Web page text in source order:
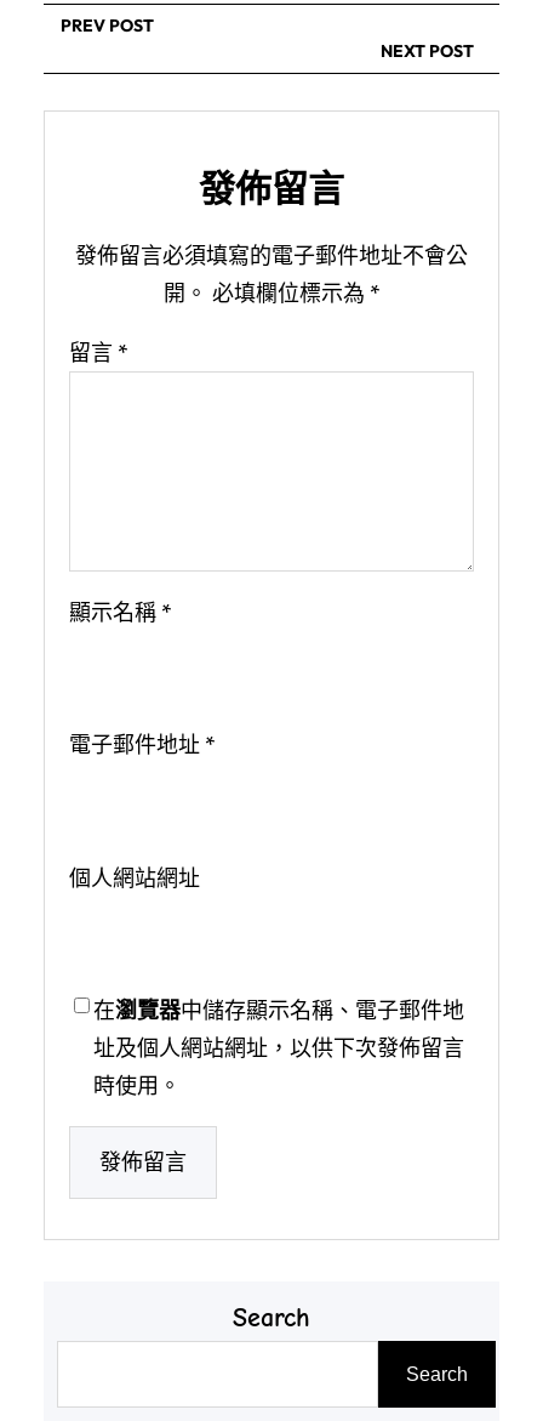
PREV POST
NEXT POST
發佈留言
發佈留言必須填寫的電子郵件地址不會公
開。 必填欄位標示為 *
留言 *
顯示名稱 *
電子郵件地址 *
個人網站網址
在瀏覽器中儲存顯示名稱、電子郵件地
址及個人網站網址，以供下次發佈留言
時使用。
Search
Search